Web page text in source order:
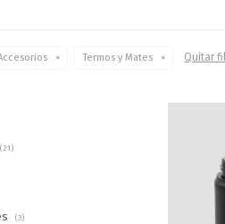
Termos y Mates Quitar
(21)
(3)